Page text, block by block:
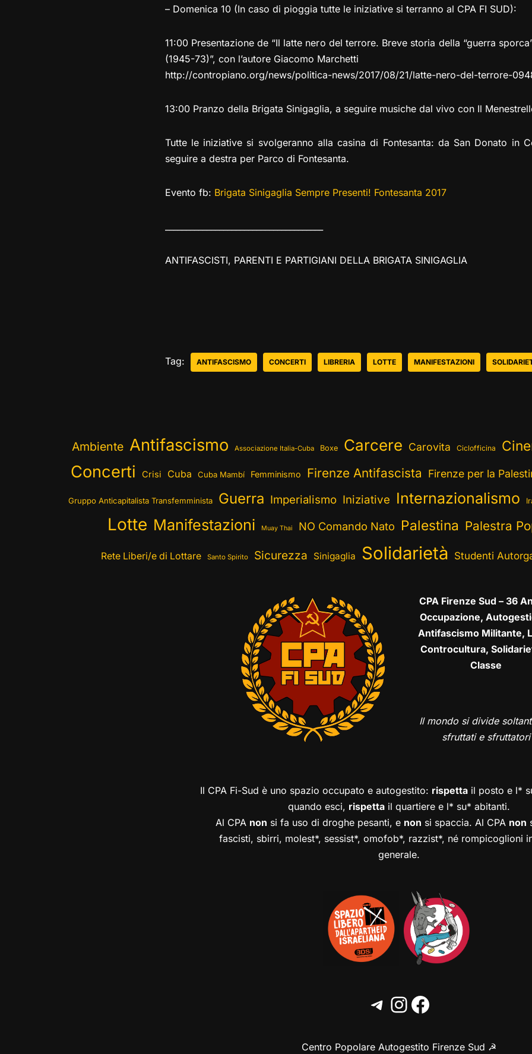
– Domenica 10 (In caso di pioggia tutte le iniziative si terranno al CPA FI SUD):
11:00 Presentazione de “Il latte nero del terrore. Breve storia della “guerra
(1945-73)”, con l’autore Giacomo Marchetti
http://contropiano.org/news/politica-news/2017/08/21/latte-nero-del-terrore-
13:00 Pranzo della Brigata Sinigaglia, a seguire musiche dal vivo con Il
Tutte le iniziative si svolgeranno alla casina di Fontesanta: da San Donato in
seguire a destra per Parco di Fontesanta.
Evento fb: Brigata Sinigaglia Sempre Presenti! Fontesanta 2017
ANTIFASCISTI, PARENTI E PARTIGIANI DELLA BRIGATA SINIGAGLIA
Tag: ANTIFASCISMO CONCERTI LIBRERIA LOTTE MANIFESTAZIONI
Ambiente Antifascismo Associazione Italia-Cuba Boxe Carcere Carovita Ciclofficina
Concerti Crisi Cuba Cuba Mambí Femminismo Firenze Antifascista Firenze per la
Gruppo Anticapitalista Transfemminista Guerra Imperialismo Iniziative Internazionalismo
Lotte Manifestazioni Muay Thai NO Comando Nato Palestina Palestra
Rete Liberi/e di Lottare Santo Spirito Sicurezza Sinigaglia Solidarietà Studenti
CPA Firenze Sud – 36
Occupazione,
Antifascismo Militante,
Controcultura,
Classe
Il mondo si divide
sfruttati e sfruttatori
Il CPA Fi-Sud è uno spazio occupato e autogestito: rispettail posto e l*
quando esci, rispetta il quartiere e l* su* abitanti.
Al CPA non si fa uso di droghe pesanti, e non si spaccia. Al CPA non
fascisti, sbirri, molest*, sessist*, omofob*, razzist*, né rompicoglioni
generale.
Centro Popolare Autogestito Firenze Sud ☭